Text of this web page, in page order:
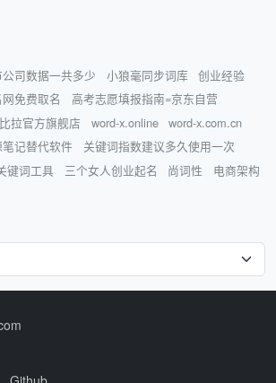
公司数据一共多少 小狼毫同步词库
创业经验
免费取名
高考志愿填报指南=京东自营
拉官方旗舰店 word-x.online
word-x.com.cn
笔记替代软件
关键词指数建议多久使用一次
键词工具 三个女人创业起名 尚词性
电商架构